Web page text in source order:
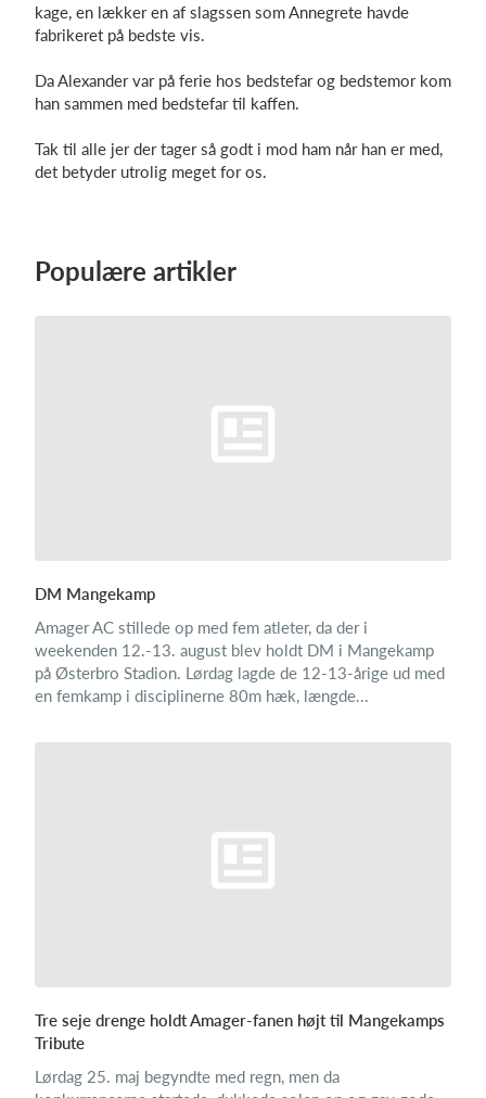
kage, en lækker en af slagssen som Annegrete havde
fabrikeret på bedste vis.
Da Alexander var på ferie hos bedstefar og bedstemor kom
han sammen med bedstefar til kaffen.
Tak til alle jer der tager så godt i mod ham når han er med,
det betyder utrolig meget for os.
Populære artikler
DM Mangekamp
Amager AC stillede op med fem atleter, da der i
weekenden 12.-13. august blev holdt DM i Mangekamp
på Østerbro Stadion. Lørdag lagde de 12-13-årige ud med
en femkamp i disciplinerne 80m hæk, længde...
Tre seje drenge holdt Amager-fanen højt til Mangekamps
Tribute
Lørdag 25. maj begyndte med regn, men da